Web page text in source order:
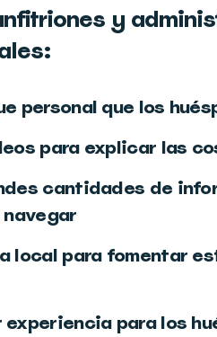
y
personal que los
para explicar las
cantidades de
local para fomentar
experiencia para los